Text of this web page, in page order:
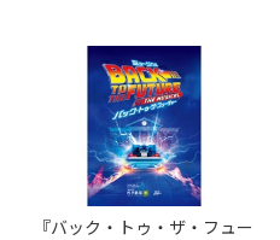
『バック・トゥ・ザ・フュー